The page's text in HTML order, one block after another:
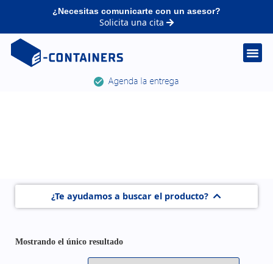
¿Necesitas comunicarte con un asesor?
Solicita una cita
¿Te ayudamos a buscar el producto?
Mostrando el único resultado